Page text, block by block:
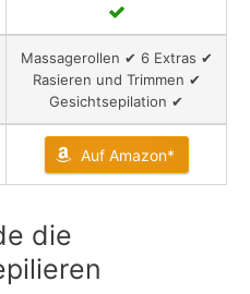
Massagerollen ✔ 6 Extras ✔
Rasieren und Trimmen ✔
Gesichtsepilation ✔
Auf Amazon*
die